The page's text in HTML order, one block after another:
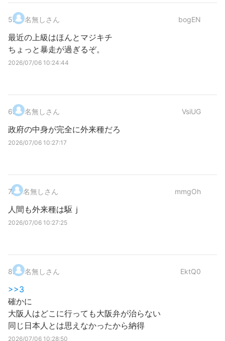
5. 名無しさん bogEN
最近の上級はほんとマジキチ
ちょっと暴走が過ぎるぞ。
2026/07/06 10:24:44
6. 名無しさん VsiUG
政府の中身が完全に外来種だろ
2026/07/06 10:27:17
7. 名無しさん mmgOh
人間も外来種は駆ｊ
2026/07/06 10:27:25
8. 名無しさん EktQ0
>>3
確かに
大阪人はどこに行っても大阪弁が治らない
同じ日本人とは思えなかったから納得
2026/07/06 10:28:50